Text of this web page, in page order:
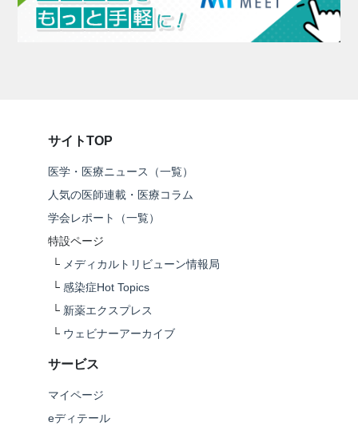
サイトTOP
医学・医療ニュース（一覧）
人気の医師連載・医療コラム
学会レポート（一覧）
特設ページ
└ メディカルトリビューン情報局
└ 感染症Hot Topics
└ 新薬エクスプレス
└ ウェビナーアーカイブ
サービス
マイページ
eディテール